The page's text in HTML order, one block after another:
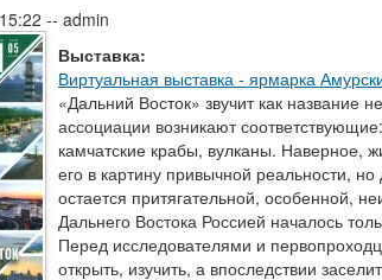
-- admin
Выставка:
Виртуальная выставка - ярмарка
«Дальний Восток» звучит как название
ассоциации возникают
камчатские крабы, вулканы. Наверное,
его в картину привычной реальности,
остается притягательной, особенной,
Дальнего Востока Россией началось
Перед исследователями и
открыть, изучить, а впоследствии